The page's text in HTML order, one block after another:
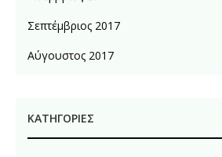
Σεπτέμβριος 2017
Αύγουστος 2017
KΑΤΗΓΟΡΊΕΣ